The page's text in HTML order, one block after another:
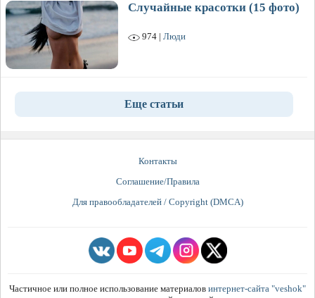
Случайные красотки (15 фото)
974 | Люди
Еще статьи
Контакты
Соглашение/Правила
Для правообладателей / Copyright (DMCA)
Частичное или полное использование материалов интернет-сайта "veshok"